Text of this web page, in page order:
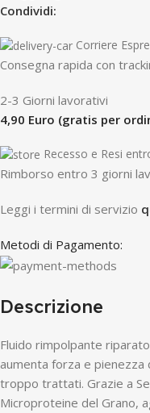
Condividi:
Corriere
Consegna rapida con
2-3 Giorni lavorativi
4,90 Euro (gratis per
Recesso e Resi
Rimborso entro 3 giorni
Leggi i termini di servizio
Metodi di Pagamento:
Descrizione
Fluido rimpolpante
aumenta forza e pienezza
troppo trattati. Grazie a
Microproteine del Grano,